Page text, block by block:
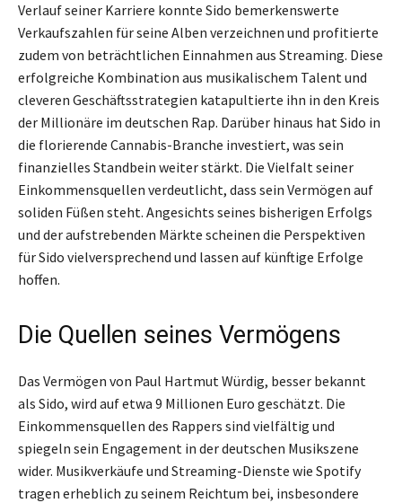
Verlauf seiner Karriere konnte Sido bemerkenswerte
Verkaufszahlen für seine Alben verzeichnen und profitierte
zudem von beträchtlichen Einnahmen aus Streaming. Diese
erfolgreiche Kombination aus musikalischem Talent und
cleveren Geschäftsstrategien katapultierte ihn in den Kreis
der Millionäre im deutschen Rap. Darüber hinaus hat Sido in
die florierende Cannabis-Branche investiert, was sein
finanzielles Standbein weiter stärkt. Die Vielfalt seiner
Einkommensquellen verdeutlicht, dass sein Vermögen auf
soliden Füßen steht. Angesichts seines bisherigen Erfolgs
und der aufstrebenden Märkte scheinen die Perspektiven
für Sido vielversprechend und lassen auf künftige Erfolge
hoffen.
Die Quellen seines Vermögens
Das Vermögen von Paul Hartmut Würdig, besser bekannt
als Sido, wird auf etwa 9 Millionen Euro geschätzt. Die
Einkommensquellen des Rappers sind vielfältig und
spiegeln sein Engagement in der deutschen Musikszene
wider. Musikverkäufe und Streaming-Dienste wie Spotify
tragen erheblich zu seinem Reichtum bei, insbesondere